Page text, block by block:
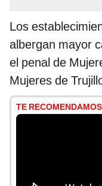
Los
albergan mayor
el penal de
Mujeres de
TE RECOMENDAMOS